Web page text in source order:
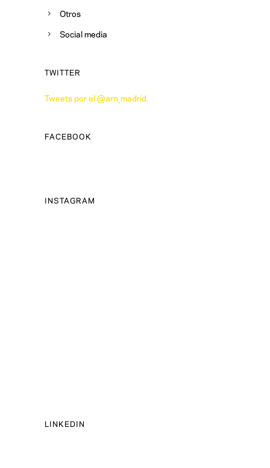
Otros
Social media
TWITTER
Tweets por el @arn_madrid.
FACEBOOK
INSTAGRAM
LINKEDIN